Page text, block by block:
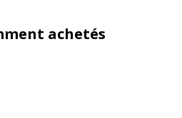
achetés